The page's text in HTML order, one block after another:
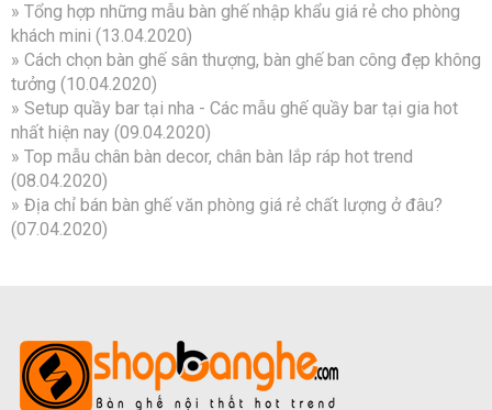
» Tổng hợp những mẫu bàn ghế nhập khẩu giá rẻ cho phòng
khách mini (13.04.2020)
» Cách chọn bàn ghế sân thượng, bàn ghế ban công đẹp không
tưởng (10.04.2020)
» Setup quầy bar tại nha - Các mẫu ghế quầy bar tại gia hot
nhất hiện nay (09.04.2020)
» Top mẫu chân bàn decor, chân bàn lắp ráp hot trend
(08.04.2020)
» Địa chỉ bán bàn ghế văn phòng giá rẻ chất lượng ở đâu?
(07.04.2020)